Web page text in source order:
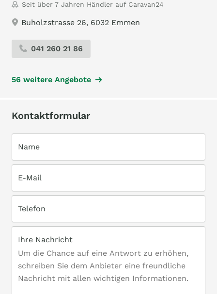
Seit über 7 Jahren Händler auf Caravan24
Buholzstrasse 26, 6032 Emmen
041 260 21 86
56 weitere Angebote
Kontaktformular
Name
E-Mail
Telefon
Ihre Nachricht